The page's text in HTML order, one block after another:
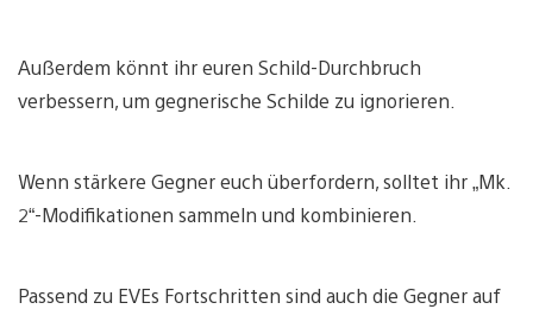
Außerdem könnt ihr euren Schild-Durchbruch
verbessern, um gegnerische Schilde zu ignorieren.
Wenn stärkere Gegner euch überfordern, solltet ihr „Mk.
2“-Modifikationen sammeln und kombinieren.
Passend zu EVEs Fortschritten sind auch die Gegner auf